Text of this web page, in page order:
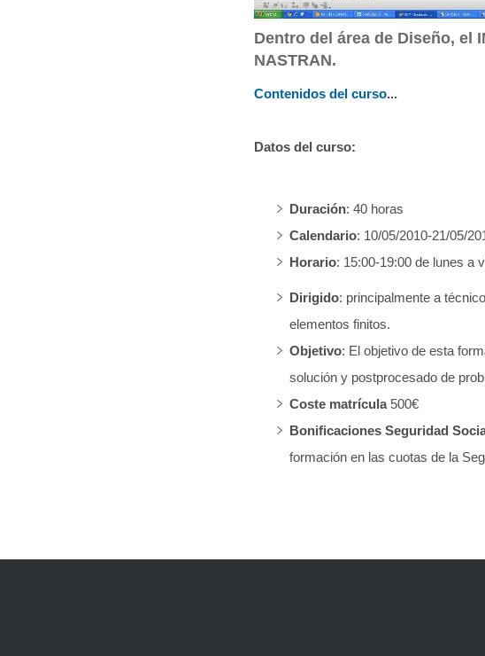
Dentro del área de Diseño, el
NASTRAN.
Contenidos del curso...
Datos del curso:
Duración: 40 horas
Calendario: 10/05/2010-21/05/
Horario: 15:00-19:00 de lunes a
Dirigido: principalmente a
elementos finitos.
Objetivo: El objetivo de esta
solución y postprocesado de
Coste matrícula500€
Bonificaciones Seguridad
formación en las cuotas de la